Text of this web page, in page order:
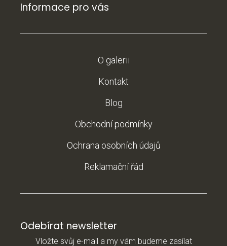
Informace pro vás
O galerii
Kontakt
Blog
Obchodní podmínky
Ochrana osobních údajů
Reklamační řád
Odebírat newsletter
Vložte svůj e-mail a my vám budeme zasílat